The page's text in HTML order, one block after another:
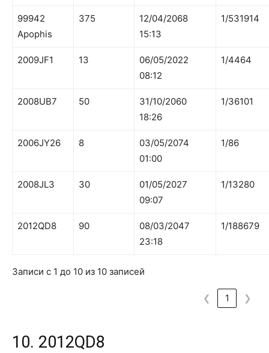
99942
Apophis
375
12/04/2068
15:13
1/531914
2009JF1 13
06/05/2022
08:12
1/4464
2008UB7 50
31/10/2060
18:26
1/36101
2006JY26 8
03/05/2074
01:00
1/86
2008JL3 30
01/05/2027
09:07
1/13280
2012QD8 90
08/03/2047
23:18
1/188679
Записи с 1 до 10 из 10 записей
❮ 1 ❯
10. 2012QD8